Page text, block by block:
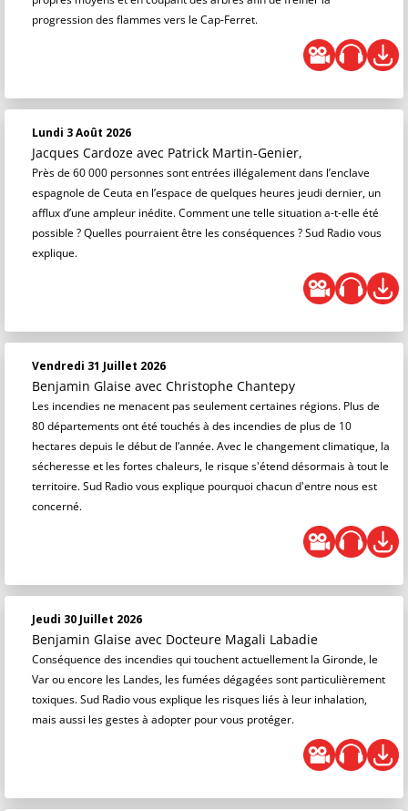
progression des flammes vers le Cap-Ferret.
Lundi 3 Août 2026
Jacques Cardoze avec Patrick Martin-Genier,
Près de 60 000 personnes sont entrées illégalement dans l’enclave
espagnole de Ceuta en l’espace de quelques heures jeudi dernier, un
afflux d’une ampleur inédite. Comment une telle situation a-t-elle été
possible ? Quelles pourraient être les conséquences ? Sud Radio vous
explique.
Vendredi 31 Juillet 2026
Benjamin Glaise avec Christophe Chantepy
Les incendies ne menacent pas seulement certaines régions. Plus de
80 départements ont été touchés à des incendies de plus de 10
hectares depuis le début de l’année. Avec le changement climatique, la
sécheresse et les fortes chaleurs, le risque s'étend désormais à tout le
territoire. Sud Radio vous explique pourquoi chacun d'entre nous est
concerné.
Jeudi 30 Juillet 2026
Benjamin Glaise avec Docteure Magali Labadie
Conséquence des incendies qui touchent actuellement la Gironde, le
Var ou encore les Landes, les fumées dégagées sont particulièrement
toxiques. Sud Radio vous explique les risques liés à leur inhalation,
mais aussi les gestes à adopter pour vous protéger.